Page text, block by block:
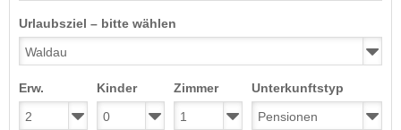
Urlaubsziel – bitte wählen
Erw. Kinder Zimmer Unterkunftstyp